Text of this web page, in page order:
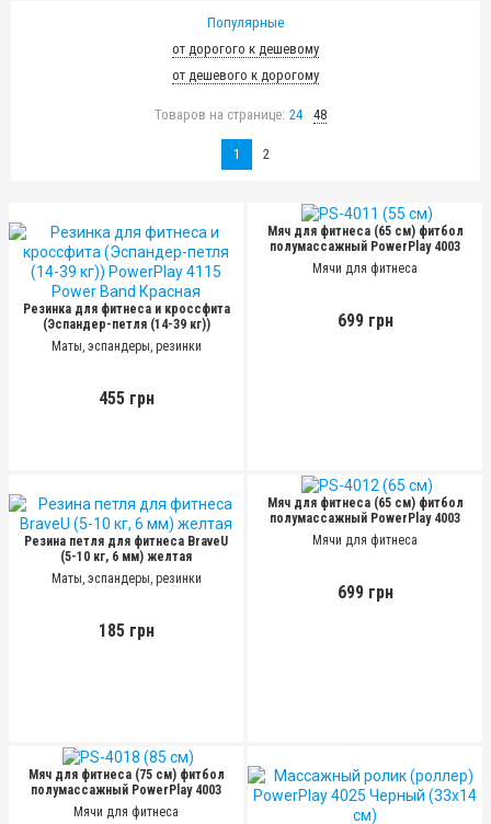
Популярные
от дорогого к дешевому
от дешевого к дорогому
Товаров на странице: 24 48
1 2
Резинка для фитнеса и кроссфита
(Эспандер-петля (14-39 кг))
PowerPlay 4115 Power Band
Красная
Маты, эспандеры, резинки
455 грн
Мяч для фитнеса (65 см) фитбол
полумассажный PowerPlay 4003
Лиловый + насос (65 см)
Мячи для фитнеса
699 грн
Резина петля для фитнеса BraveU
(5-10 кг, 6 мм) желтая
Маты, эспандеры, резинки
185 грн
Мяч для фитнеса (65 см) фитбол
полумассажный PowerPlay 4003
Синий + насос (65 см)
Мячи для фитнеса
699 грн
Мяч для фитнеса (75 см) фитбол
полумассажный PowerPlay 4003
Сиреневый + насос (75 см)
Мячи для фитнеса